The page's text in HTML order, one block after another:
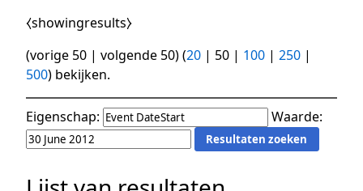
⧼showingresults⧽
(vorige 50 | volgende 50) (20 | 50 | 100 | 250 |
500) bekijken.
Eigenschap: Waarde: